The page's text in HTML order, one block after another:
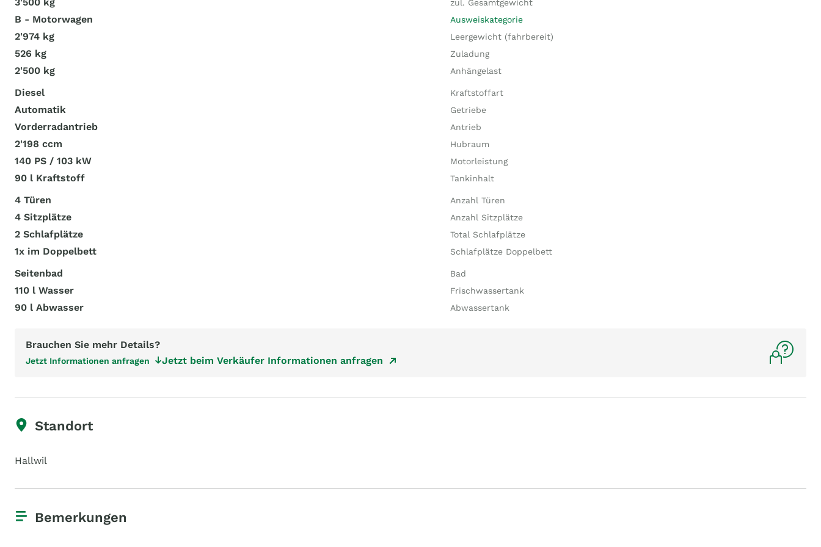
zul. Gesamtgewicht
B - Motorwagen Ausweiskategorie
2'974 kg Leergewicht (fahrbereit)
526 kg Zuladung
2'500 kg Anhängelast
Diesel Kraftstoffart
Automatik Getriebe
Vorderradantrieb Antrieb
2'198 ccm Hubraum
140 PS / 103 kW Motorleistung
90 l Kraftstoff Tankinhalt
4 Türen Anzahl Türen
4 Sitzplätze Anzahl Sitzplätze
2 Schlafplätze Total Schlafplätze
1x im Doppelbett Schlafplätze Doppelbett
Seitenbad Bad
110 l Wasser Frischwassertank
90 l Abwasser Abwassertank
Brauchen Sie mehr Details?
Jetzt Informationen anfragen Jetzt beim Verkäufer Informationen anfragen
Standort
Hallwil
Bemerkungen